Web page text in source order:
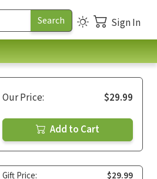
Sign In
Our Price: $29.99
Add to Cart
Gift Price: $29.99